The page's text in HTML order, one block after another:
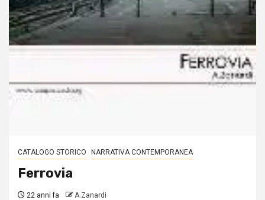
CATALOGO STORICO NARRATIVA CONTEMPORANEA
Ferrovia
22 anni fa A.Zanardi